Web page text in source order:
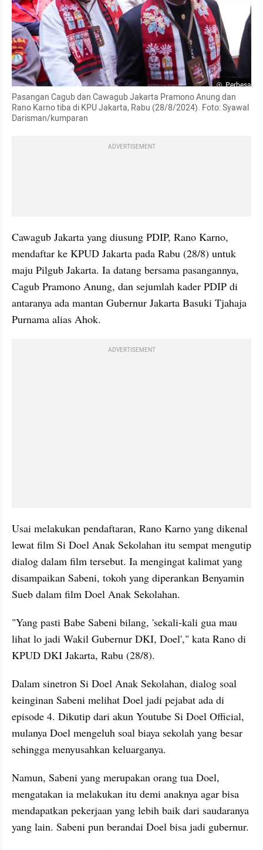
Perbesar
Pasangan Cagub dan Cawagub Jakarta Pramono Anung dan
Rano Karno tiba di KPU Jakarta, Rabu (28/8/2024). Foto: Syawal
Darisman/kumparan
ADVERTISEMENT
Cawagub Jakarta yang diusung PDIP, Rano Karno,
mendaftar ke KPUD Jakarta pada Rabu (28/8) untuk
maju Pilgub Jakarta. Ia datang bersama pasangannya,
Cagub Pramono Anung, dan sejumlah kader PDIP di
antaranya ada mantan Gubernur Jakarta Basuki Tjahaja
Purnama alias Ahok.
ADVERTISEMENT
Usai melakukan pendaftaran, Rano Karno yang dikenal
lewat film Si Doel Anak Sekolahan itu sempat mengutip
dialog dalam film tersebut. Ia mengingat kalimat yang
disampaikan Sabeni, tokoh yang diperankan Benyamin
Sueb dalam film Doel Anak Sekolahan.
"Yang pasti Babe Sabeni bilang, 'sekali-kali gua mau
lihat lo jadi Wakil Gubernur DKI, Doel'," kata Rano di
KPUD DKI Jakarta, Rabu (28/8).
Dalam sinetron Si Doel Anak Sekolahan, dialog soal
keinginan Sabeni melihat Doel jadi pejabat ada di
episode 4. Dikutip dari akun Youtube Si Doel Official,
mulanya Doel mengeluh soal biaya sekolah yang besar
sehingga menyusahkan keluarganya.
Namun, Sabeni yang merupakan orang tua Doel,
mengatakan ia melakukan itu demi anaknya agar bisa
mendapatkan pekerjaan yang lebih baik dari saudaranya
yang lain. Sabeni pun berandai Doel bisa jadi gubernur.